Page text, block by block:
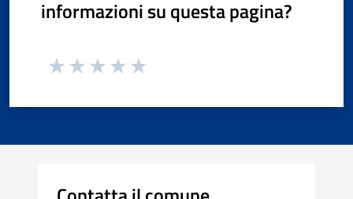
informazioni su questa pagina?